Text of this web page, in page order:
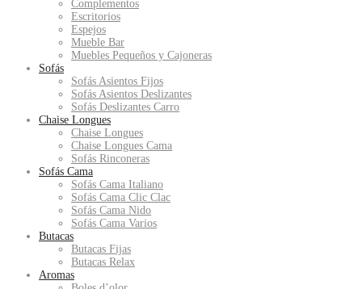
Complementos
Escritorios
Espejos
Mueble Bar
Muebles Pequeños y Cajoneras
Sofás
Sofás Asientos Fijos
Sofás Asientos Deslizantes
Sofás Deslizantes Carro
Chaise Longues
Chaise Longues
Chaise Longues Cama
Sofás Rinconeras
Sofás Cama
Sofás Cama Italiano
Sofás Cama Clic Clac
Sofás Cama Nido
Sofás Cama Varios
Butacas
Butacas Fijas
Butacas Relax
Aromas